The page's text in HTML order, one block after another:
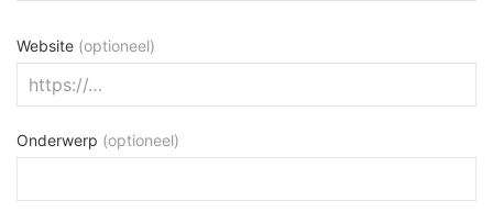
Website (optioneel)
Onderwerp (optioneel)